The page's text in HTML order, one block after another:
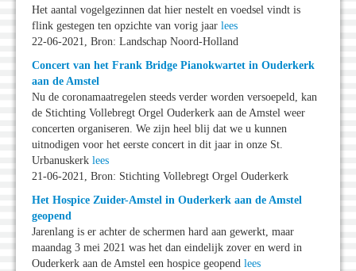
Het aantal vogelgezinnen dat hier nestelt en voedsel vindt is
flink gestegen ten opzichte van vorig jaar lees
22-06-2021, Bron: Landschap Noord-Holland
Concert van het Frank Bridge Pianokwartet in Ouderkerk
aan de Amstel
Nu de coronamaatregelen steeds verder worden versoepeld, kan
de Stichting Vollebregt Orgel Ouderkerk aan de Amstel weer
concerten organiseren. We zijn heel blij dat we u kunnen
uitnodigen voor het eerste concert in dit jaar in onze St.
Urbanuskerk lees
21-06-2021, Bron: Stichting Vollebregt Orgel Ouderkerk
Het Hospice Zuider-Amstel in Ouderkerk aan de Amstel
geopend
Jarenlang is er achter de schermen hard aan gewerkt, maar
maandag 3 mei 2021 was het dan eindelijk zover en werd in
Ouderkerk aan de Amstel een hospice geopend lees